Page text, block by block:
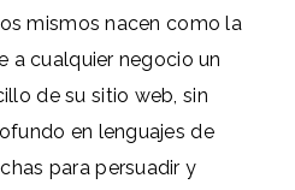
mismos nacen como la
a cualquier negocio un
de su sitio web, sin
en lenguajes de
para persuadir y